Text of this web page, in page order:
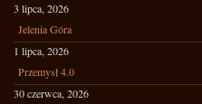
3 lipca, 2026
Jelenia Góra
1 lipca, 2026
Przemysł 4.0
30 czerwca, 2026